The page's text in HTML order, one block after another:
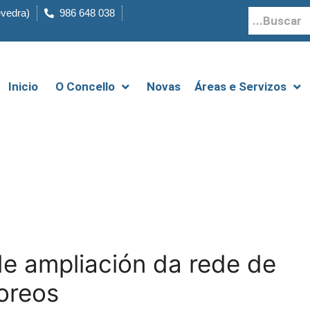
986 648 038
Inicio O Concello Novas Áreas e Servizos
ampliación da rede de